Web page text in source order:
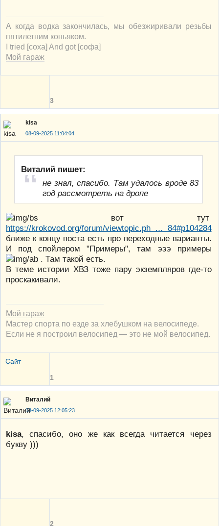
А когда водка закончилась, мы обезжиривали резьбы
пятилетним коньяком.
I tried [соха] And got [софа]
Мой гараж
3
kisa
08-09-2025 11:04:04
Виталий пишет:
не знал, спасибо. Там удалось вроде 83
год рассмотреть на дропе
вот тут
https://krokovod.org/forum/viewtopic.ph … 84#p104284
ближе к концу поста есть про переходные варианты.
И под спойлером "Примеры", там эээ примеры
. Там такой есть.
В теме истории ХВЗ тоже пару экземпляров где-то
проскакивали.
Мой гараж
Мастер спорта по езде за хлебушком на велосипеде.
Если не я построил велосипед — это не мой велосипед.
Сайт
1
Виталий
08-09-2025 12:05:23
kisa, спасибо, оно же как всегда читается через
букву )))
2